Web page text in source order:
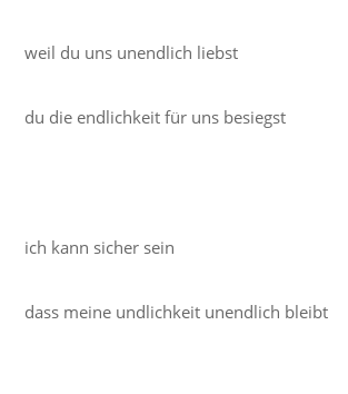
weil du uns unendlich liebst
du die endlichkeit für uns besiegst
ich kann sicher sein
dass meine undlichkeit unendlich bleibt